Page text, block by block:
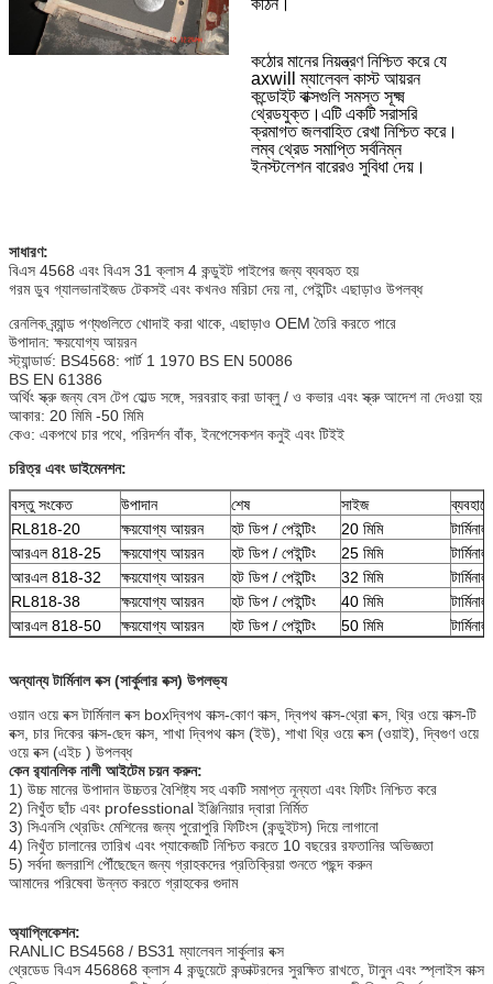
কঠোর মানের নিয়ন্ত্রণ নিশ্চিত করে যে
axwill ম্যালেবল কাস্ট আয়রন
কন্ডোইট বাক্সগুলি সমস্ত সূক্ষ্ম
থ্রেডযুক্ত।এটি একটি সরাসরি
ক্রমাগত জলবাহিত রেখা নিশ্চিত করে।
লম্ব থ্রেড সমাপ্তি সর্বনিম্ন
ইনস্টলেশন বারেরও সুবিধা দেয়।
সাধারণ:
বিএস 4568 এবং বিএস 31 ক্লাস 4 কন্ডুইট পাইপের জন্য ব্যবহৃত হয়
গরম ডুব গ্যালভানাইজড টেকসই এবং কখনও মরিচা দেয় না, পেইন্টিং এছাড়াও উপলব্ধ
রেনলিক ব্র্যান্ড পণ্যগুলিতে খোদাই করা থাকে, এছাড়াও OEM তৈরি করতে পারে
উপাদান: ক্ষয়যোগ্য আয়রন
স্ট্যান্ডার্ড: BS4568: পার্ট 1 1970 BS EN 50086
BS EN 61386
অর্থিং স্ক্রু জন্য বেস টেপ হোল্ড সঙ্গে, সরবরাহ করা ডাব্লু / ও কভার এবং স্ক্রু আদেশ না দেওয়া হয়
আকার: 20 মিমি -50 মিমি
কেও: একপথে চার পথে, পরিদর্শন বাঁক, ইনপেসেকশন কনুই এবং টিইই
চরিত্র এবং ডাইমেনশন:
বস্তু সংকেত উপাদান শেষ সাইজ
RL818-20
ক্ষয়যোগ্য আয়রন হট ডিপ / পেইন্টিং 20 মিমি
আরএল 818-25
ক্ষয়যোগ্য আয়রন হট ডিপ / পেইন্টিং 25 মিমি
আরএল 818-32
ক্ষয়যোগ্য আয়রন হট ডিপ / পেইন্টিং 32 মিমি
RL818-38
ক্ষয়যোগ্য আয়রন হট ডিপ / পেইন্টিং 40 মিমি
আরএল 818-50
ক্ষয়যোগ্য আয়রন হট ডিপ / পেইন্টিং 50 মিমি
অন্যান্য টার্মিনাল বক্স (সার্কুলার বক্স) উপলভ্য
ওয়ান ওয়ে বক্স টার্মিনাল বক্স boxদ্বিপথ বাক্স-কোণ বাক্স, দ্বিপথ বাক্স-থ্রো বক্স, থ্রি ওয়ে বাক্স-টি
বক্স, চার দিকের বাক্স-ছেদ বাক্স, শাখা দ্বিপথ বাক্স (ইউ), শাখা থ্রি ওয়ে বক্স (ওয়াই), দ্বিগুণ ওয়ে
ওয়ে বক্স (এইচ ) উপলব্ধ
কেন র‌্যানলিক নালী আইটেম চয়ন করুন:
1) উচ্চ মানের উপাদান উচ্চতর বৈশিষ্ট্য সহ একটি সমাপ্ত নূন্যতা এবং ফিটিং নিশ্চিত করে
2) নিখুঁত ছাঁচ এবং professtional ইঞ্জিনিয়ার দ্বারা নির্মিত
3) সিএনসি থ্রেডিং মেশিনের জন্য পুরোপুরি ফিটিংস (কন্ডুইটস) দিয়ে লাগানো
4) নিখুঁত চালানের তারিখ এবং প্যাকেজটি নিশ্চিত করতে 10 বছরের রফতানির অভিজ্ঞতা
5) সর্বদা জলরাশি পৌঁছেছেন জন্য গ্রাহকদের প্রতিক্রিয়া শুনতে পছন্দ করুন
আমাদের পরিষেবা উন্নত করতে গ্রাহকের গুদাম
অ্যাপ্লিকেশন:
RANLIC BS4568 / BS31 ম্যালেবল সার্কুলার বক্স
থ্রেডেড বিএস 456868 ক্লাস 4 কন্ডুয়েটে কন্ডাক্টরদের সুরক্ষিত রাখতে, টানুন এবং স্প্লাইস বাক্স